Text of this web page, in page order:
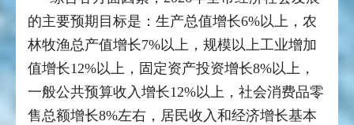
的主要预期目标是：生产总值增长6%以上，农
林牧渔总产值增长7%以上，规模以上工业增加
值增长12%以上，固定资产投资增长8%以上，
一般公共预算收入增长12%以上，社会消费品零
售总额增长8%左右，居民收入和经济增长基本